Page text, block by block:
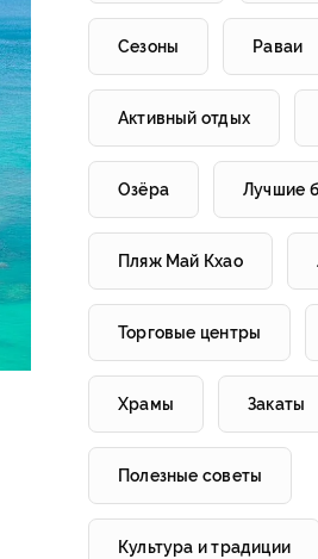
Сезоны Раваи
Активный отдых
Озёра Лучшие
Пляж Май Кхао
Торговые центры
Храмы Закаты
Полезные советы
Культура и традиции